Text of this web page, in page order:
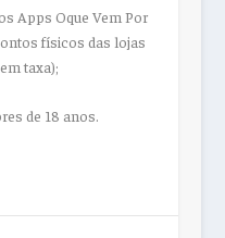
Apps Oque Vem Por
físicos das lojas
taxa);
de 18 anos.